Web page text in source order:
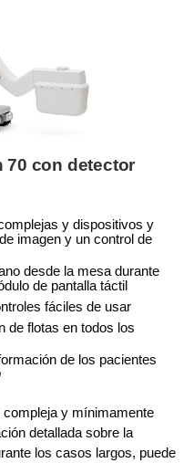
70 con detector
y dispositivos y
imagen y un control de
desde la mesa durante
de pantalla táctil
fáciles de usar
de flotas en todos los
de los pacientes
y mínimamente
detallada sobre la
los casos largos, puede